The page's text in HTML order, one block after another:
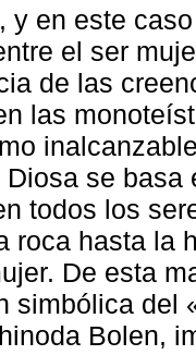
y en este
el ser
de las
las
se
todos los
roca hasta la
De esta
simbólica del
Bolen,